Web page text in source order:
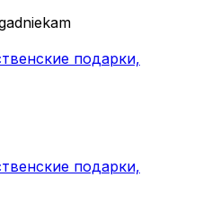
подарки,
подарки,